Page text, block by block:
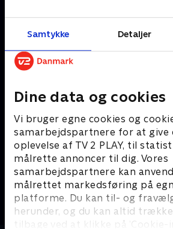
Samtykke Detaljer
Dine data og cookies
Vi bruger egne cookies og
samarbejdspartnere for at give
oplevelse af TV 2 PLAY, til
målrette annoncer til dig. Vores
samarbejdspartnere kan
målrettet markedsføring på
platforme. Du kan til- og
herunder, og du kan altid
tilbage ved at klikke på ’Cookie-
Skating Arena.
verden
Skating
16.
Andre så også
Vinter-OL - Short Track
Skøjteløb